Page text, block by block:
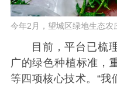
今年2月，望城区绿地生态农
目前，平台已梳
广的绿色种植标准，
等四项核心技术。“我